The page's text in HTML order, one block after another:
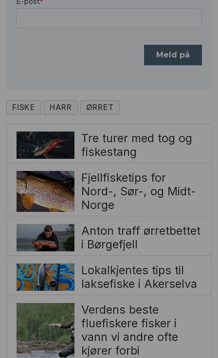
FISKE HARR ØRRET
Tre turer med tog og
fiskestang
Fjellfisketips for
Nord-, Sør-, og Midt-
Norge
Anton traff ørretbettet
i Børgefjell
Lokalkjentes tips til
laksefiske i Akerselva
Verdens beste
fluefiskere fisker i
vann vi andre ofte
kjører forbi